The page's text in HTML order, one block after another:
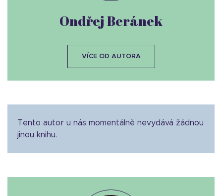
Tento autor u nás momentálně nevydává žádnou
jinou knihu.
Ondřej Beránek
VÍCE OD AUTORA